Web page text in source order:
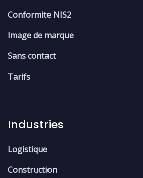
Conformite NIS2
Image de marque
Sans contact
Tarifs
Industries
Logistique
Construction